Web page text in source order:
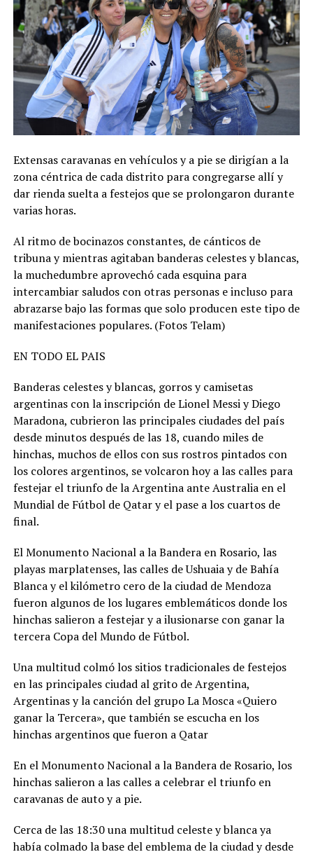
Extensas caravanas en vehículos y a pie se dirigían a la
zona céntrica de cada distrito para congregarse allí y
dar rienda suelta a festejos que se prolongaron durante
varias horas.
Al ritmo de bocinazos constantes, de cánticos de
tribuna y mientras agitaban banderas celestes y blancas,
la muchedumbre aprovechó cada esquina para
intercambiar saludos con otras personas e incluso para
abrazarse bajo las formas que solo producen este tipo de
manifestaciones populares. (Fotos Telam)
EN TODO EL PAIS
Banderas celestes y blancas, gorros y camisetas
argentinas con la inscripción de Lionel Messi y Diego
Maradona, cubrieron las principales ciudades del país
desde minutos después de las 18, cuando miles de
hinchas, muchos de ellos con sus rostros pintados con
los colores argentinos, se volcaron hoy a las calles para
festejar el triunfo de la Argentina ante Australia en el
Mundial de Fútbol de Qatar y el pase a los cuartos de
final.
El Monumento Nacional a la Bandera en Rosario, las
playas marplatenses, las calles de Ushuaia y de Bahía
Blanca y el kilómetro cero de la ciudad de Mendoza
fueron algunos de los lugares emblemáticos donde los
hinchas salieron a festejar y a ilusionarse con ganar la
tercera Copa del Mundo de Fútbol.
Una multitud colmó los sitios tradicionales de festejos
en las principales ciudad al grito de Argentina,
Argentinas y la canción del grupo La Mosca «Quiero
ganar la Tercera», que también se escucha en los
hinchas argentinos que fueron a Qatar
En el Monumento Nacional a la Bandera de Rosario, los
hinchas salieron a las calles a celebrar el triunfo en
caravanas de auto y a pie.
Cerca de las 18:30 una multitud celeste y blanca ya
había colmado la base del emblema de la ciudad y desde